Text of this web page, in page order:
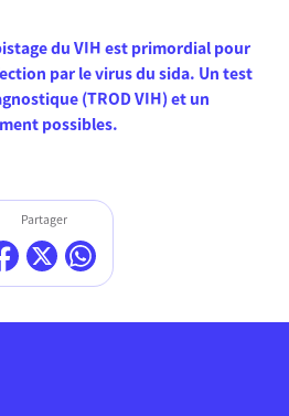
du VIH est primordial pour
par le virus du sida. Un test
(TROD VIH) et un
possibles.
Partager